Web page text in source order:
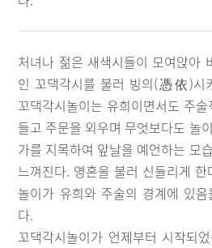
처녀나 젊은 새색시들이 모여앉
인 꼬댁각시를 불러 빙의(憑依)시
꼬댁각시놀이는 유희이면서도 주
들고 주문을 외우며 무엇보다도 놀
가를 지목하여 앞날을 예언하는 모
느껴진다. 영혼을 불러 신들리게
놀이가 유희와 주술의 경계에 있
다.
꼬댁각시놀이가 언제부터 시작되